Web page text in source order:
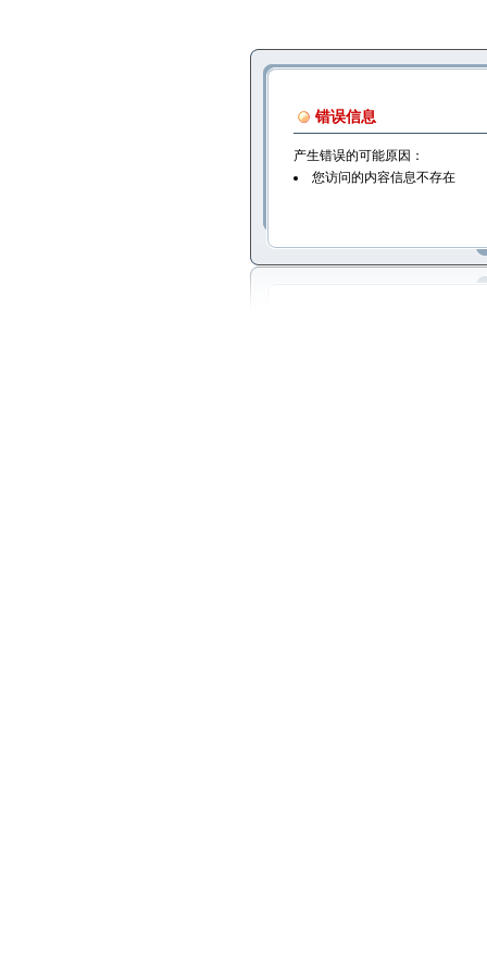
错误信息
产生错误的可能原因：
您访问的内容信息不存在